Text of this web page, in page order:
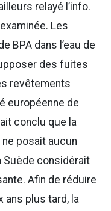
relayé l’info.
Les
BPA dans l’eau de
des fuites
revêtements
européenne de
conclu que la
ne posait aucun
Suède considérait
Afin de réduire
ans plus tard, la